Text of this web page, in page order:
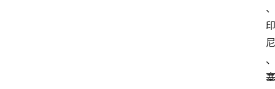
、
印
尼
、
塞